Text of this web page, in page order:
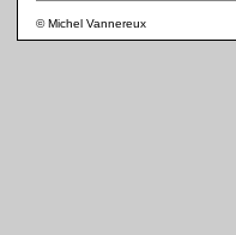
© Michel Vannereux